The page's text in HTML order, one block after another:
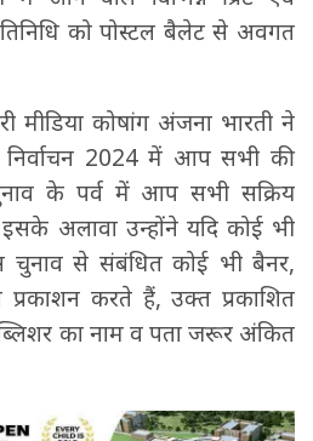
को पोस्टल बैलेट से अवगत
मीडिया कोषांग अंजना भारती ने
2024 में आप सभी की
के पर्व में आप सभी सक्रिय
इसके अलावा उन्होंने यदि कोई भी
चुनाव से संबंधित कोई भी बैनर,
करते हैं, उक्त प्रकाशित
का नाम व पता जरूर अंकित